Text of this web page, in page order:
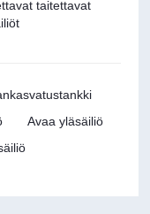
taitettavat
Avaa yläsäiliö